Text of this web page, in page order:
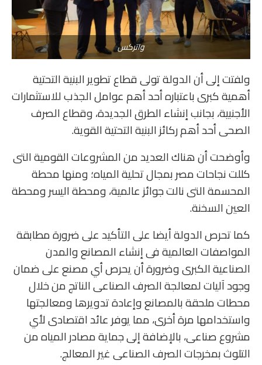
واتركس
ولفتت إلى أن الدولة تولى قطاع تطوير البنية التحتية
أهمية كبرى باعتباره أحد أهم عوامل الجذب للاستثمارات
الأجنبية، بجانب إنشاء الطرق الجديدة، وقطاع الصرف
الصحى أحد أهم ركائز البنية التحتية القوية.
وأوضحت أن هناك العديد من المشروعات القومية التى
كللت نجاحات مصر بمجال تحلية المياه؛ ومنها محطة
المحسمة التى نالت جوائز عالمية، ومحطة اليسر ومحطة
العين السخنة.
كما تحرص الدولة أيضا على التأكيد على ضرورة مطابقة
المواصفات العالمية فى إنشاء المصانع والمدن
الصناعية الكبرى وضرورة أن يحرص أي مصنع على ضمان
وجود آليات لمعالجة الصرف الصناعى الناتج من خلال
محطات ملحقة بالمصانع وإعادة تدويرها ومعالجتها
واستخدامها مرة أخرى، مما يوفر عائد اقتصادى لأي
مشروع صناعى، بالإضافة إلى جماية مصادر المياه من
التلوث بمخرجات الصرف الصناعى غير المعالج.